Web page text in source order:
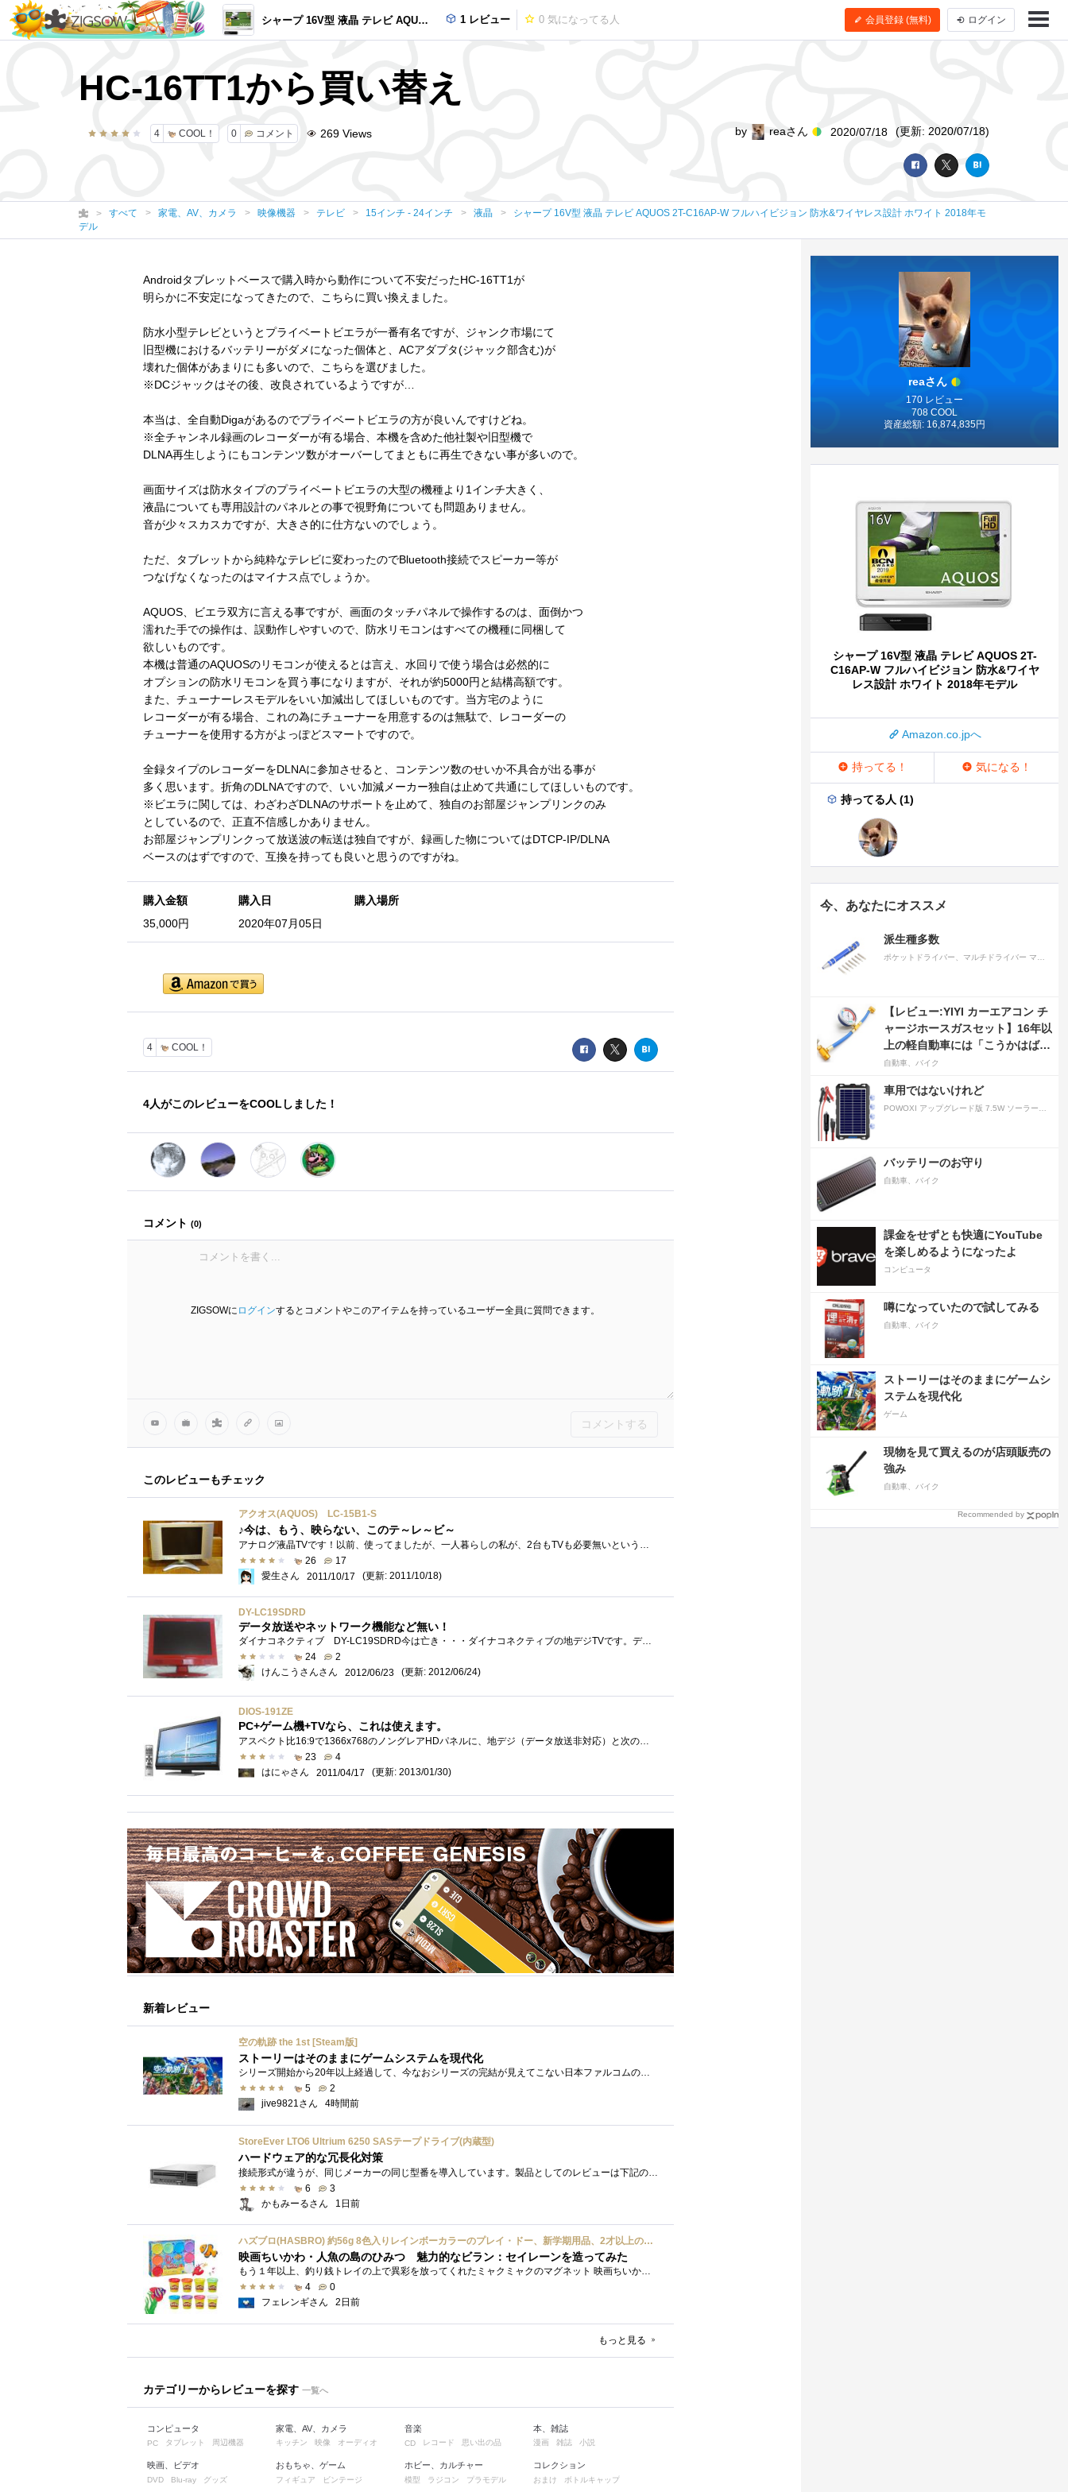
シャープ 16V型 液晶 テレビ AQUOS 2T-C16AP-W フルハイビジョン 防水&ワイヤレス設計 ホワイト 2018年モデル 1 レビュー 0 気になってる人 会員登録 (無料) ログイン
HC-16TT1から買い替え
4 COOL！ 0 コメント 269 Views by reaさん 2020/07/18 (更新: 2020/07/18)
すべて 家電、AV、カメラ 映像機器 テレビ 15インチ - 24インチ 液晶
シャープ 16V型 液晶 テレビ AQUOS 2T-C16AP-W フルハイビジョン 防水&ワイヤレス設計 ホワイト 2018年モ
デル
Androidタブレットベースで購入時から動作について不安だったHC-16TT1が
明らかに不安定になってきたので、こちらに買い換えました。
防水小型テレビというとプライベートビエラが一番有名ですが、ジャンク市場にて
旧型機におけるバッテリーがダメになった個体と、ACアダプタ(ジャック部含む)が
壊れた個体があまりにも多いので、こちらを選びました。
※DCジャックはその後、改良されているようですが…
本当は、全自動Digaがあるのでプライベートビエラの方が良いんですけどね。
※全チャンネル録画のレコーダーが有る場合、本機を含めた他社製や旧型機で
DLNA再生しようにもコンテンツ数がオーバーしてまともに再生できない事が多いので。
画面サイズは防水タイプのプライベートビエラの大型の機種より1インチ大きく、
液晶についても専用設計のパネルとの事で視野角についても問題ありません。
音が少々スカスカですが、大きさ的に仕方ないのでしょう。
ただ、タブレットから純粋なテレビに変わったのでBluetooth接続でスピーカー等が
つなげなくなったのはマイナス点でしょうか。
AQUOS、ビエラ双方に言える事ですが、画面のタッチパネルで操作するのは、面倒かつ
濡れた手での操作は、誤動作しやすいので、防水リモコンはすべての機種に同梱して
欲しいものです。
本機は普通のAQUOSのリモコンが使えるとは言え、水回りで使う場合は必然的に
オプションの防水リモコンを買う事になりますが、それが約5000円と結構高額です。
また、チューナーレスモデルをいい加減出してほしいものです。当方宅のように
レコーダーが有る場合、これの為にチューナーを用意するのは無駄で、レコーダーの
チューナーを使用する方がよっぽどスマートですので。
全録タイプのレコーダーをDLNAに参加させると、コンテンツ数のせいか不具合が出る事が
多く思います。折角のDLNAですので、いい加減メーカー独自は止めて共通にしてほしいものです。
※ビエラに関しては、わざわざDLNAのサポートを止めて、独自のお部屋ジャンプリンクのみ
としているので、正直不信感しかありません。
お部屋ジャンプリンクって放送波の転送は独自ですが、録画した物についてはDTCP-IP/DLNA
ベースのはずですので、互換を持っても良いと思うのですがね。
購入金額
35,000円
購入日
2020年07月05日
購入場所
4 COOL！
4人がこのレビューをCOOLしました！
コメント (0)
ZIGSOWに ログインするとコメントやこのアイテムを持っているユーザー全員に質問できます。
コメントする
このレビューもチェック
アクオス(AQUOS) LC-15B1-S
♪今は、もう、映らない、このテ～レ～ビ～
アナログ液晶TVです！以前、使ってましたが、一人暮らしの私が、2台もTVも必要無いという事で、実家で使ってた液晶TVですね。でも、アナログ波�...
26
17
愛生さん
2011/10/17 (更新: 2011/10/18)
DY-LC19SDRD
データ放送やネットワーク機能など無い！
ダイナコネクティブ DY-LC19SDRD今は亡き・・・ダイナコネクティブの地デジTVです。データ放送やネットワーク機能やHDMIなどは実装されていません...
24
2
けんこうさんさん
2012/06/23 (更新: 2012/06/24)
DIOS-191ZE
PC+ゲーム機+TVなら、これは使えます。
アスペクト比16:9で1366x768のノングレアHDパネルに、地デジ（データ放送非対応）と次の入力をもつTVです。HDMI*2DVI(HDCP対応)D5端子*1S/コンポジット端�...
23
4
はにゃさん
2011/04/17 (更新: 2013/01/30)
新着レビュー
空の軌跡 the 1st [Steam版]
ストーリーはそのままにゲームシステムを現代化
シリーズ開始から20年以上経過して、今なおシリーズの完結が見えてこない日本ファルコムのストーリーRPG、「英雄伝説軌跡シリーズ」。シリーズ...
5
2
jive9821さん
4時間前
StoreEver LTO6 Ultrium 6250 SASテープドライブ(内蔵型)
ハードウェア的な冗長化対策
接続形式が違うが、同じメーカーの同じ型番を導入しています。製品としてのレビューは下記の方で行っています。いざ使おうとしたときに故障�...
6
3
かもみーるさん
1日前
ハズブロ(HASBRO) 約56g 8色入りレインボーカラーのプレイ・ドー、新学期用品、2才以上のプリスクールの子供向け、子供向けのアート&クラフト 粘土 ねんど、こどもの日、子供の日プレゼント
映画ちいかわ・人魚の島のひみつ 魅力的なビラン：セイレーンを造ってみた
もう１年以上、釣り銭トレイの上で異彩を放ってくれたミャクミャクのマグネット 映画ちいかわ人魚の島のひみつを鑑賞後、素敵なビランのセイ...
4
0
フェレンギさん
2日前
もっと見る
カテゴリーからレビューを探す 一覧へ
コンピュータ
PC タブレット 周辺機器
映画、ビデオ
DVD Blu-ray グッズ
家電、AV、カメラ
キッチン 映像 オーディオ
おもちゃ、ゲーム
フィギュア ビンテージ
音楽
CD レコード 思い出の品
ホビー、カルチャー
模型 ラジコン プラモデル
本、雑誌
漫画 雑誌 小説
コレクション
おまけ ボトルキャップ
reaさん
170 レビュー
708 COOL
資産総額: 16,874,835円
シャープ 16V型 液晶 テレビ AQUOS 2T-
C16AP-W フルハイビジョン 防水&ワイヤ
レス設計 ホワイト 2018年モデル
Amazon.co.jpへ
持ってる！ 気になる！
持ってる人 (1)
今、あなたにオススメ
派生種多数
【レビュー:YIYI カーエアコン チ
ャージホースガスセット】16年以
上の軽自動車には「こうかはばつ
ぐんだ」が…
自動車、バイク
車用ではないけれど
バッテリーのお守り
自動車、バイク
課金をせずとも快適にYouTube
を楽しめるようになったよ
コンピュータ
噂になっていたので試してみる
自動車、バイク
ストーリーはそのままにゲームシ
ステムを現代化
ゲーム
現物を見て買えるのが店頭販売の
強み
自動車、バイク
Recommended by